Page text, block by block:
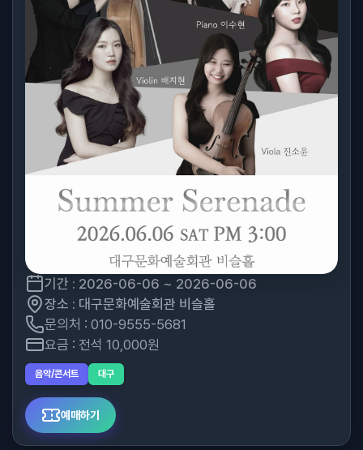
기간 : 2026-06-06 ~ 2026-06-06
장소 : 대구문화예술회관 비슬홀
문의처 : 010-9555-5681
요금 : 전석 10,000원
음악/콘서트 대구
예매하기